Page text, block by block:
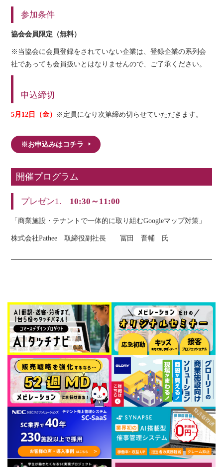
参加条件
協会会員限定（無料）
※当協会に会員登録をされていない企業は、登録企業の系列会
社であっても会員扱いとはなりませんので、ご了承ください。
申込締切
5月12日（金） ※定員になり次第締め切らせていただきます。
※お申込みはコチラ
開催プログラム
プレゼン1. 10:30～11:00
「商業施設・テナントで一体的に取り組むGoogleマップ対策」
株式会社Pathee 取締役副社長 冨田 晋輔 氏